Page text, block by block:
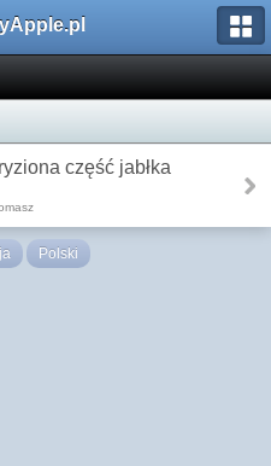
część jabłka
Polski